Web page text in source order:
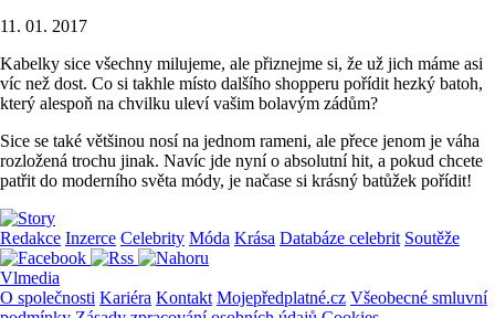
11. 01. 2017
Kabelky sice všechny milujeme, ale přiznejme si, že už jich máme asi
víc než dost. Co si takhle místo dalšího shopperu pořídit hezký batoh,
který alespoň na chvilku uleví vašim bolavým zádům?
Sice se také většinou nosí na jednom rameni, ale přece jenom je váha
rozložená trochu jinak. Navíc jde nyní o absolutní hit, a pokud chcete
patřit do moderního světa módy, je načase si krásný batůžek pořídit!
Redakce Inzerce Celebrity Móda Krása Databáze celebrit Soutěže
Vlmedia
O společnosti Kariéra Kontakt Mojepředplatné.cz Všeobecné smluvní